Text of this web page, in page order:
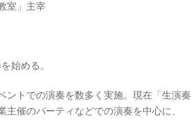
室」主宰
始める。
ントでの演奏を数多く実施。現在「生演奏
催のパーティなどでの演奏を中心に、